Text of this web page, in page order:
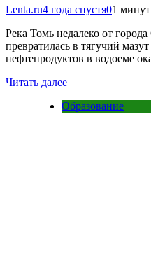
Lenta.ru4 года спустя01
Река Томь недалеко от
превратилась в тягучий
нефтепродуктов в водоеме
Читать далее
Образование